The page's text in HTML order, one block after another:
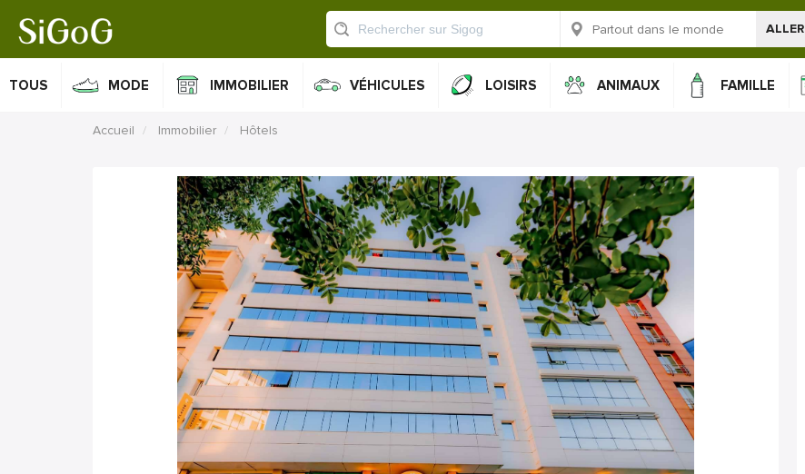
ALLER
TOUS MODE IMMOBILIER VÉHICULES LOISIRS ANIMAUX FAMILLE
Accueil Immobilier Hôtels